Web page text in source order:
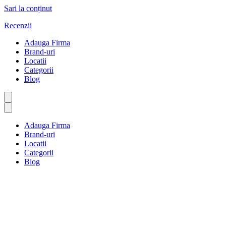
Sari la conținut
Recenzii
Adauga Firma
Brand-uri
Locatii
Categorii
Blog
Adauga Firma
Brand-uri
Locatii
Categorii
Blog